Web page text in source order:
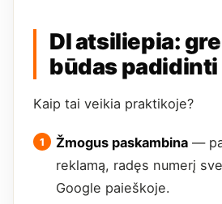
DI atsiliepia:
būdas padidinti
Kaip tai veikia praktikoje?
Žmogus paskambina —
reklamą, radęs numerį
Google paieškoje.